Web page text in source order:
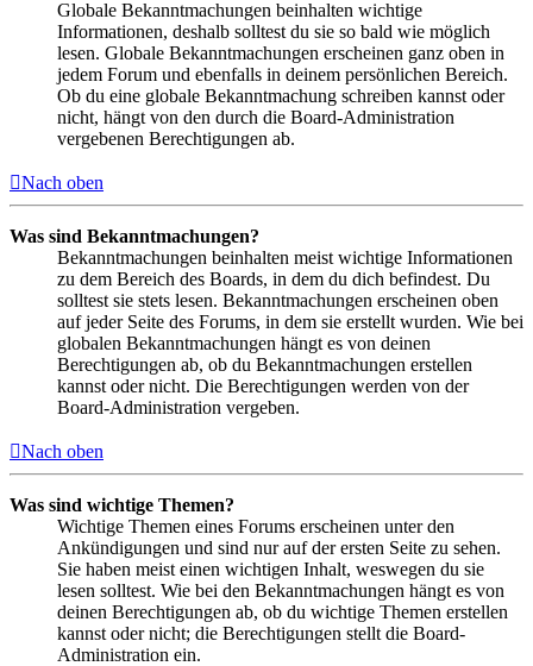
Globale Bekanntmachungen beinhalten wichtige
Informationen, deshalb solltest du sie so bald wie möglich
lesen. Globale Bekanntmachungen erscheinen ganz oben in
jedem Forum und ebenfalls in deinem persönlichen Bereich.
Ob du eine globale Bekanntmachung schreiben kannst oder
nicht, hängt von den durch die Board-Administration
vergebenen Berechtigungen ab.
Nach oben
Was sind Bekanntmachungen?
Bekanntmachungen beinhalten meist wichtige Informationen
zu dem Bereich des Boards, in dem du dich befindest. Du
solltest sie stets lesen. Bekanntmachungen erscheinen oben
auf jeder Seite des Forums, in dem sie erstellt wurden. Wie bei
globalen Bekanntmachungen hängt es von deinen
Berechtigungen ab, ob du Bekanntmachungen erstellen
kannst oder nicht. Die Berechtigungen werden von der
Board-Administration vergeben.
Nach oben
Was sind wichtige Themen?
Wichtige Themen eines Forums erscheinen unter den
Ankündigungen und sind nur auf der ersten Seite zu sehen.
Sie haben meist einen wichtigen Inhalt, weswegen du sie
lesen solltest. Wie bei den Bekanntmachungen hängt es von
deinen Berechtigungen ab, ob du wichtige Themen erstellen
kannst oder nicht; die Berechtigungen stellt die Board-
Administration ein.